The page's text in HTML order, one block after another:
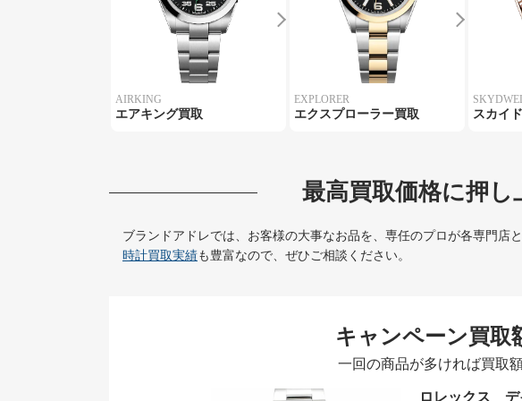
AIRKING
エアキング買取
EXPLORER
エクスプローラー買取 スカイ
最高買取価格に押し
ブランドアドレでは、お客様の大事なお品を、専任のプロが各専門店
時計買取実績も豊富なので、ぜひご相談ください。
キャンペーン買取
一回の商品が多ければ買取
ロレックス